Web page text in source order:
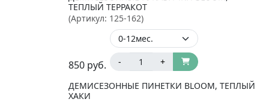
ТЕПЛЫЙ ТЕРРАКОТ
(Артикул: 125-162)
850 руб. - +
ДЕМИСЕЗОННЫЕ ПИНЕТКИ BLOOM, ТЕПЛЫЙ
ХАКИ